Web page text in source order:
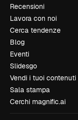
Recensioni
Lavora con noi
Cerca tendenze
Blog
Eventi
Slidesgo
Vendi i tuoi contenuti
Sala stampa
Cerchi magnific.ai